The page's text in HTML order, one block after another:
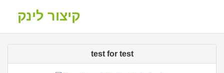
קיצור לינק
test for test